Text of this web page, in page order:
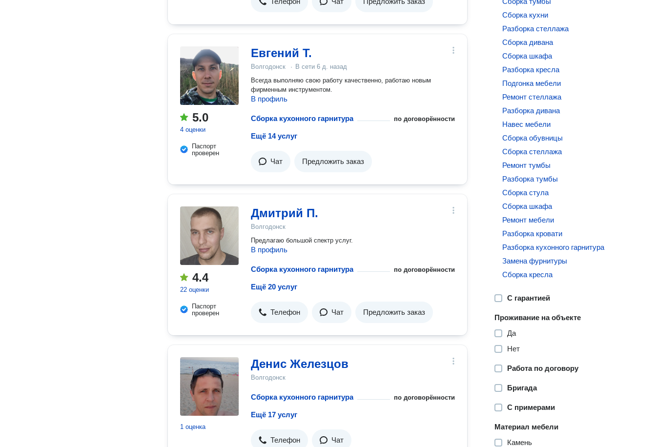
5.0
4 оценки
Паспорт
проверен
Евгений Т.
Волгодонск · В сети 6 д. назад
Всегда выполняю свою работу качественно, работаю новым
фирменным инструментом.
В профиль
Сборка кухонного гарнитура по договорённости
Ещё 14 услуг
Чат Предложить заказ
4.4
22 оценки
Паспорт
проверен
Дмитрий П.
Волгодонск
Предлагаю большой спектр услуг.
В профиль
Сборка кухонного гарнитура по договорённости
Ещё 20 услуг
Телефон Чат Предложить заказ
1 оценка
Денис Железцов
Волгодонск
Сборка кухонного гарнитура по договорённости
Ещё 17 услуг
Телефон Чат
Сборка кухни
Разборка стеллажа
Сборка дивана
Сборка шкафа
Разборка кресла
Подгонка мебели
Ремонт стеллажа
Разборка дивана
Навес мебели
Сборка обувницы
Сборка стеллажа
Ремонт тумбы
Разборка тумбы
Сборка стула
Сборка шкафа
Ремонт мебели
Разборка кровати
Разборка кухонного гарнитура
Замена фурнитуры
Сборка кресла
С гарантией
Проживание на объекте
Да
Нет
Работа по договору
Бригада
С примерами
Материал мебели
Камень